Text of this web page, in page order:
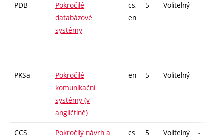
PDB
Pokročilé
databázové
systémy
cs,
en
5 Volitelný -
PKSa
Pokročilé
komunikační
systémy (v
angličtině)
en 5 Volitelný -
CCS
Pokročilý návrh a
cs 5 Volitelný -